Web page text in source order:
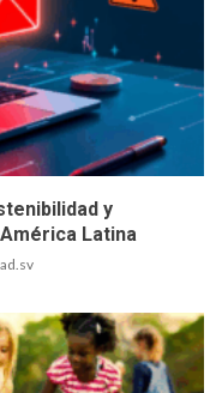
y
Latina